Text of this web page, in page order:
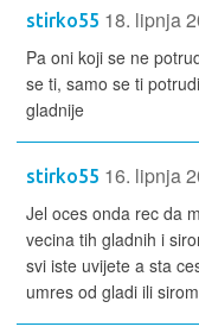
stirko55 18. lipnja
Pa oni koji se ne
se ti, samo se ti
gladnije
stirko55 16. lipnja
Jel oces onda rec da
vecina tih gladnih i
svi iste uvijete a sta
umres od gladi ili